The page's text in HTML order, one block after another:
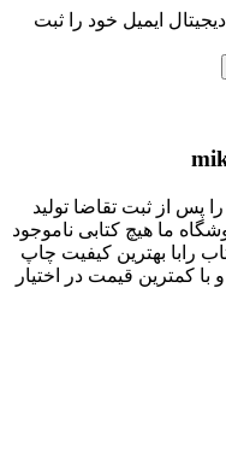
ایمیل خود را ثبت
پس از ثبت تقاضا تولید
ما هیچ کتابی ناموجود
رابا بهترین کیفیت چاپ
کمترین قیمت در اختیار